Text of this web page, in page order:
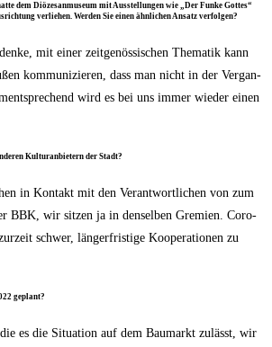
dem Diö­ze­san­mu­se­um mit Aus­stel­lun­gen wie „Der Fun­ke Got­tes“
ver­lie­hen. Wer­den Sie einen ähn­li­chen Ansatz verfolgen?
mit einer zeit­ge­nös­si­schen The­ma­tik kann
kom­mu­ni­zie­ren, dass man nicht in der Ver­gan­
wird es bei uns immer wie­der einen
Kul­tur­anbie­tern der Stadt?
in Kon­takt mit den Ver­ant­wort­li­chen von zum
BBK, wir sit­zen ja in den­sel­ben Gre­mi­en. Coro­
schwer, län­ger­fris­ti­ge Koope­ra­tio­nen zu
geplant?
es die Situa­ti­on auf dem Bau­markt zulässt, wir